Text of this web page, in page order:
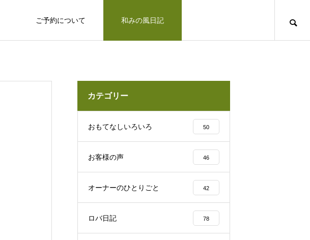
ご予約について 和みの風日記
和みの風への道のりとご連絡方法はこ
「リトリートできた気がします」とお客様の
声、その理由は…？
凛とした空気の佇まい、帯広神社と花手
水2025
北海道上士幌町こども園 ほろんが保育
園留学で注目される理由とは？
カテゴリー
おもてなしいろいろ 50
お客様の声 46
オーナーのひとりごと 42
ロバ日記 78